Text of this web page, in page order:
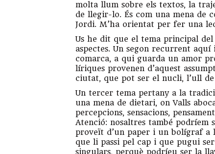
molta llum sobre els textos, la
de llegir-lo. És com una mena de
Jordi. M’ha orientat per fer una
Us he dit que el tema principal
aspectes. Un segon recurrent
comarca, a qui guarda un amor
líriques provenen d’aquest
ciutat, que pot ser el nucli, l’ull
Un tercer tema pertany a la
una mena de dietari, on Valls
percepcions, sensacions,
Atenció: nosaltres també podríem
proveït d’un paper i un bolígraf a
que li passi pel cap i que pugui
singulars, perquè podríeu ser la